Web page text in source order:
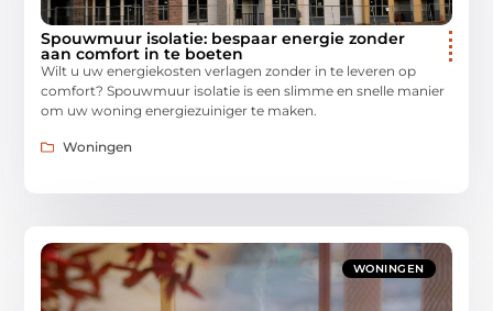
Spouwmuur isolatie: bespaar energie zonder
aan comfort in te boeten
Wilt u uw energiekosten verlagen zonder in te leveren op
comfort? Spouwmuur isolatie is een slimme en snelle manier
om uw woning energiezuiniger te maken.
Woningen
WONINGEN